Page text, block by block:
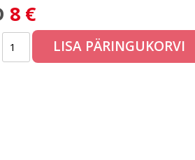
8 €
LISA PÄRINGUKORVI